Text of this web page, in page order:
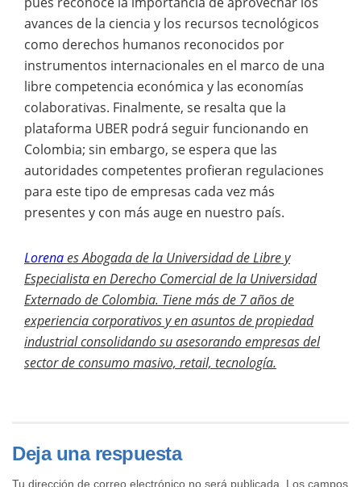
avances de la ciencia y los recursos tecnológicos
como derechos humanos reconocidos por
instrumentos internacionales en el marco de una
libre competencia económica y las economías
colaborativas. Finalmente, se resalta que la
plataforma UBER podrá seguir funcionando en
Colombia; sin embargo, se espera que las
autoridades competentes profieran regulaciones
para este tipo de empresas cada vez más
presentes y con más auge en nuestro país.
Lorenaes Abogada de la Universidad de Libre y
Especialista en Derecho Comercial de la Universidad
Externado de Colombia. Tiene más de 7 años de
experiencia corporativos y en asuntos de propiedad
industrial consolidando su asesorando empresas del
sector de consumo masivo, retail, tecnología.
Deja una respuesta
Tu dirección de correo electrónico no será publicada. Los campos